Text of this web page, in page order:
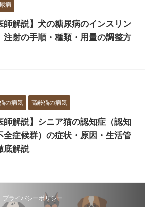
病
師解説】犬の糖尿病のインスリン
注射の手順・種類・用量の調整方
の病気 高齢猫の病気
師解説】シニア猫の認知症（認知
全症候群）の症状・原因・生活管
底解説
プライバシーポリシー